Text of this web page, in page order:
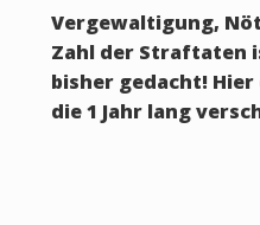
Vergewaltigung,
Zahl der Straftaten
bisher gedacht!
die 1 Jahr lang